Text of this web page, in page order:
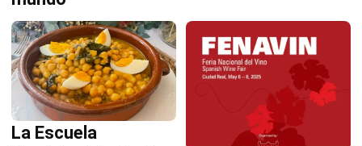
La Escuela